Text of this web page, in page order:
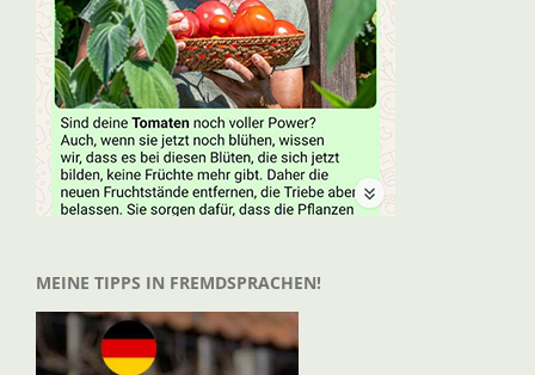
MEINE TIPPS IN FREMDSPRACHEN!